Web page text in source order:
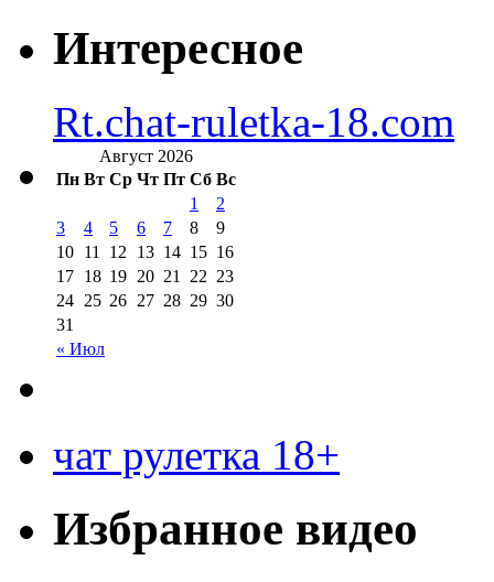
Интересное
Rt.chat-ruletka-18.com
Август 2026
Пн Вт Ср Чт Пт Сб Вс
« Июл
1
2
3
4 5 6 7 8
9
10 11 12 13 14 15 16
17 18 19 20 21 22 23
24 25 26 27 28 29 30
31
чат рулетка 18+
Избранное видео